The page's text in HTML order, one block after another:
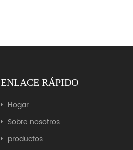
ENLACE RÁPIDO
Hogar
Sobre nosotros
productos